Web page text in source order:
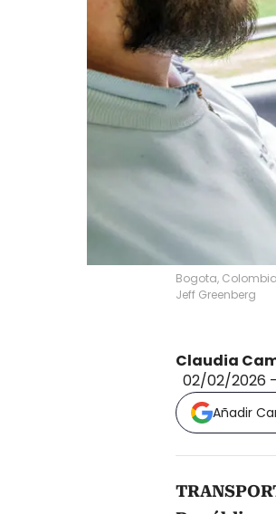
Bogota,
Jeff Greenberg
Claudia
02/02/2026 -
Añadir